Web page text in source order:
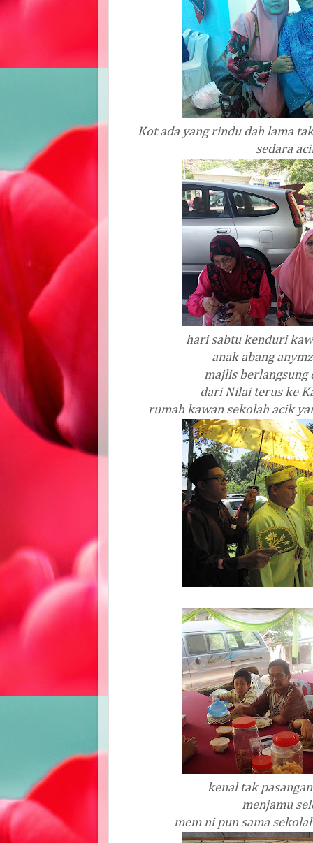
Kot ada yang rindu dah lama
sedara
hari sabtu kenduri
anak abang
majlis berlangsung
dari Nilai terus ke
rumah kawan sekolah acik
kenal tak
menjamu
mem ni pun sama